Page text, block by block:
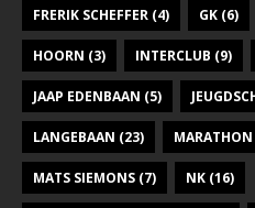
FRERIK SCHEFFER (4) GK (6)
HOORN (3) INTERCLUB (9)
JAAP EDENBAAN (5)
LANGEBAAN (23) MARATHON
MATS SIEMONS (7) NK (16)